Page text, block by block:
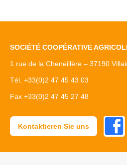
SOCIÉTÉ COOPÉRATIVE
1 rue de la Cheneillère – 37190
Tél. +33(0)2 47 45 43 03
Fax +33(0)2 47 45 27 48
Kontaktieren Sie uns